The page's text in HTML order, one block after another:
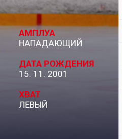
АМПЛУА
НАПАДАЮЩИЙ
ДАТА РОЖДЕНИЯ
15. 11. 2001
ХВАТ
ЛЕВЫЙ